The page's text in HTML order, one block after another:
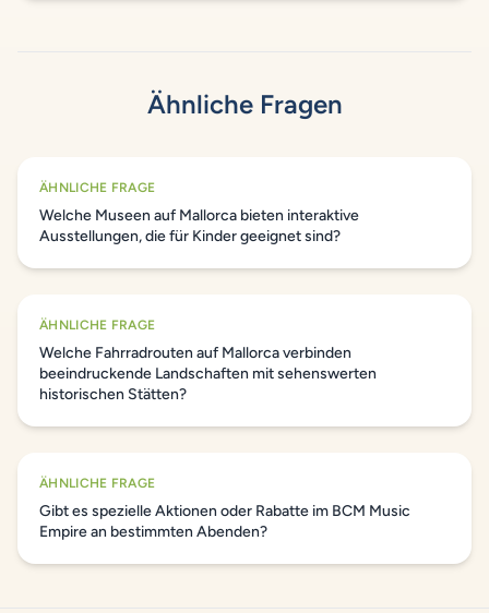
Ähnliche Fragen
ÄHNLICHE FRAGE
Welche Museen auf Mallorca bieten interaktive
Ausstellungen, die für Kinder geeignet sind?
ÄHNLICHE FRAGE
Welche Fahrradrouten auf Mallorca verbinden
beeindruckende Landschaften mit sehenswerten
historischen Stätten?
ÄHNLICHE FRAGE
Gibt es spezielle Aktionen oder Rabatte im BCM Music
Empire an bestimmten Abenden?